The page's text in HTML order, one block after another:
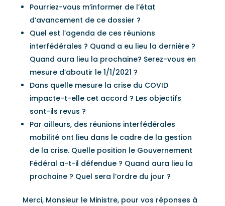
Pourriez-vous m’informer de l’état
d’avancement de ce dossier ?
Quel est l’agenda de ces réunions
interfédérales ? Quand a eu lieu la dernière ?
Quand aura lieu la prochaine? Serez-vous en
mesure d’aboutir le 1/1/2021 ?
Dans quelle mesure la crise du COVID
impacte-t-elle cet accord ? Les objectifs
sont-ils revus ?
Par ailleurs, des réunions interfédérales
mobilité ont lieu dans le cadre de la gestion
de la crise. Quelle position le Gouvernement
Fédéral a-t-il défendue ? Quand aura lieu la
prochaine ? Quel sera l’ordre du jour ?
Merci, Monsieur le Ministre, pour vos réponses à